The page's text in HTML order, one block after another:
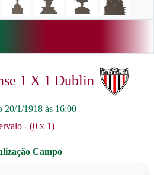
1 X 1 Dublin
20/1/1918 às 16:00
- (0 x 1)